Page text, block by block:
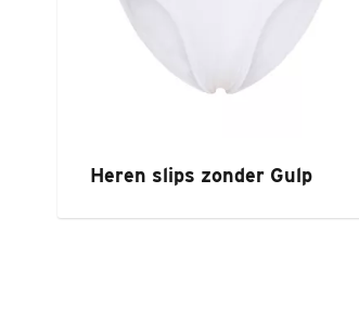
Heren slips zonder Gulp